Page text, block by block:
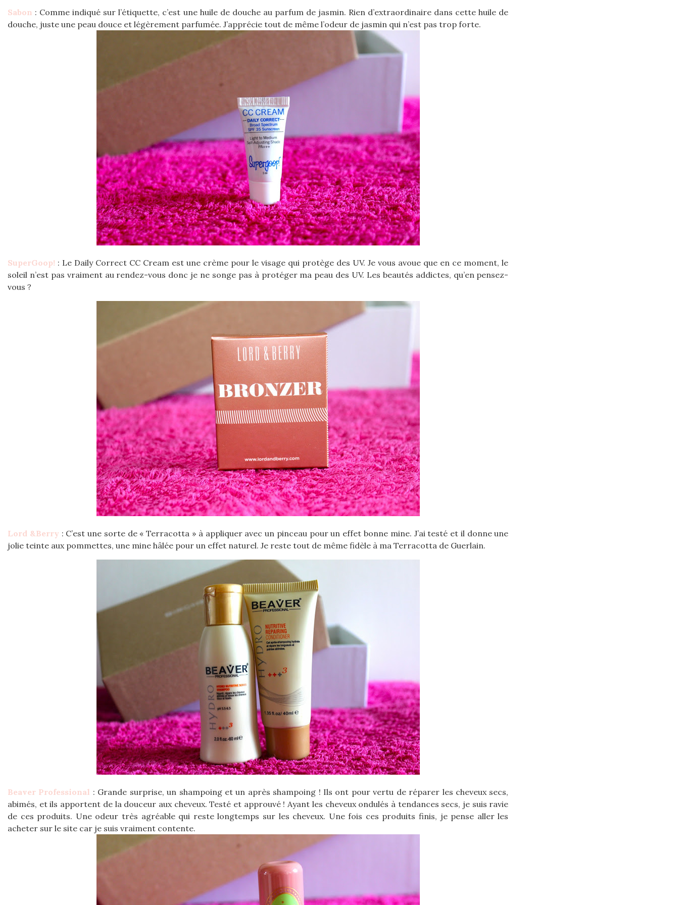
Sabon : Comme indiqué sur l’étiquette, c’est une huile de douche au parfum de jasmin. Rien d’extraordinaire dans cette huile de
douche, juste une peau douce et légèrement parfumée. J’apprécie tout de même l’odeur de jasmin qui n’est pas trop forte.
SuperGoop! : Le Daily Correct CC Cream est une crème pour le visage qui protège des UV. Je vous avoue que en ce moment, le
soleil n’est pas vraiment au rendez-vous donc je ne songe pas à protéger ma peau des UV. Les beautés addictes, qu’en pensez-
vous ?
Lord &Berry : C’est une sorte de « Terracotta » à appliquer avec un pinceau pour un effet bonne mine. J’ai testé et il donne une
jolie teinte aux pommettes, une mine hâlée pour un effet naturel. Je reste tout de même fidèle à ma Terracotta de Guerlain.
Beaver Professional : Grande surprise, un shampoing et un après shampoing ! Ils ont pour vertu de réparer les cheveux secs,
abimés, et ils apportent de la douceur aux cheveux. Testé et approuvé ! Ayant les cheveux ondulés à tendances secs, je suis ravie
de ces produits. Une odeur très agréable qui reste longtemps sur les cheveux. Une fois ces produits finis, je pense aller les
acheter sur le site car je suis vraiment contente.